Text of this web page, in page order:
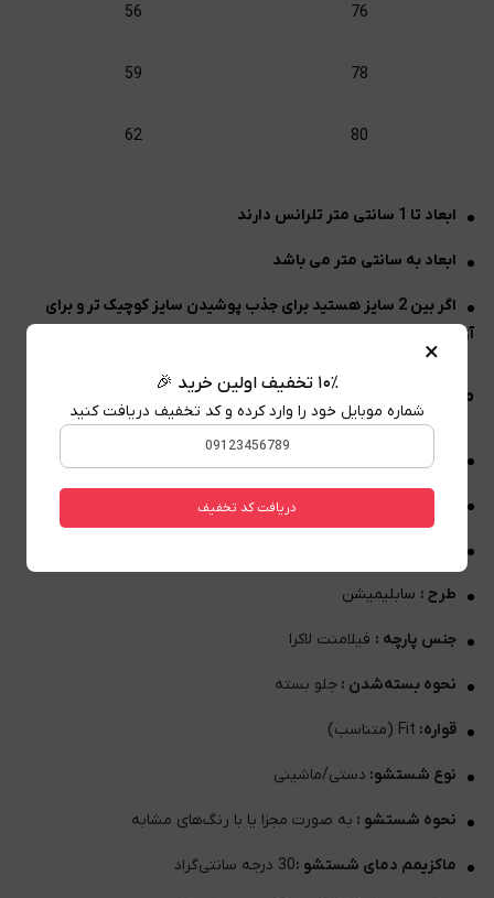
76
56
78
59
80
62
ابعاد تا 1 سانتی متر تلرانس دارند
ابعاد به سانتی متر می باشد
اگر بین 2 سایز هستید برای جذب پوشیدن سایز کوچیک تر و برای
آزاد پوشیدن سایز برزگتر را انتخاب نمایید
مشخصات محصول
کد محصول :
طرح : سابلیمیشن
جنس پارچه : فیلامنت لاکرا
نحوه بسته‌شدن : جلو بسته
قواره: Fit (متناسب)
نوع شستشو: دستی/ماشینی
نحوه شستشو : به صورت مجزا یا با رنگ‌های مشابه
ماکزیمم دمای شستشو :30 درجه سانتی‌گراد
×
۱۰٪ تخفیف اولین خرید 🎉
شماره موبایل خود را وارد کرده و کد تخفیف دریافت کنید
دریافت کد تخفیف